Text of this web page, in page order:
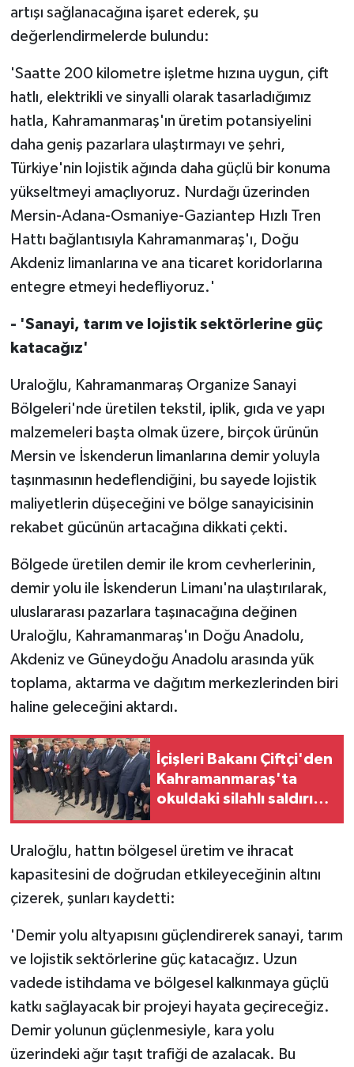
artışı sağlanacağına işaret ederek, şu
değerlendirmelerde bulundu:
'Saatte 200 kilometre işletme hızına uygun, çift
hatlı, elektrikli ve sinyalli olarak tasarladığımız
hatla, Kahramanmaraş'ın üretim potansiyelini
daha geniş pazarlara ulaştırmayı ve şehri,
Türkiye'nin lojistik ağında daha güçlü bir konuma
yükseltmeyi amaçlıyoruz. Nurdağı üzerinden
Mersin-Adana-Osmaniye-Gaziantep Hızlı Tren
Hattı bağlantısıyla Kahramanmaraş'ı, Doğu
Akdeniz limanlarına ve ana ticaret koridorlarına
entegre etmeyi hedefliyoruz.'
- 'Sanayi, tarım ve lojistik sektörlerine güç
katacağız'
Uraloğlu, Kahramanmaraş Organize Sanayi
Bölgeleri'nde üretilen tekstil, iplik, gıda ve yapı
malzemeleri başta olmak üzere, birçok ürünün
Mersin ve İskenderun limanlarına demir yoluyla
taşınmasının hedeflendiğini, bu sayede lojistik
maliyetlerin düşeceğini ve bölge sanayicisinin
rekabet gücünün artacağına dikkati çekti.
Bölgede üretilen demir ile krom cevherlerinin,
demir yolu ile İskenderun Limanı'na ulaştırılarak,
uluslararası pazarlara taşınacağına değinen
Uraloğlu, Kahramanmaraş'ın Doğu Anadolu,
Akdeniz ve Güneydoğu Anadolu arasında yük
toplama, aktarma ve dağıtım merkezlerinden biri
haline geleceğini aktardı.
İçişleri Bakanı Çiftçi'den
Kahramanmaraş'ta
okuldaki silahlı saldırıya
Uraloğlu, hattın bölgesel üretim ve ihracat
kapasitesini de doğrudan etkileyeceğinin altını
çizerek, şunları kaydetti:
'Demir yolu altyapısını güçlendirerek sanayi, tarım
ve lojistik sektörlerine güç katacağız. Uzun
vadede istihdama ve bölgesel kalkınmaya güçlü
katkı sağlayacak bir projeyi hayata geçireceğiz.
Demir yolunun güçlenmesiyle, kara yolu
üzerindeki ağır taşıt trafiği de azalacak. Bu